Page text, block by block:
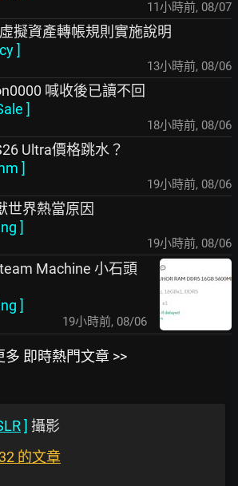
11小時前, 08/07
擬資產轉帳規則實施說明
]
13小時前, 08/06
喊收後已讀不回
]
18小時前, 08/06
Ultra價格跳水？
]
19小時前, 08/06
世界熱當原因
]
19小時前, 08/06
Machine 小石頭
]
19小時前, 08/06
多 即時熱門文章 >>
] 攝影
的文章